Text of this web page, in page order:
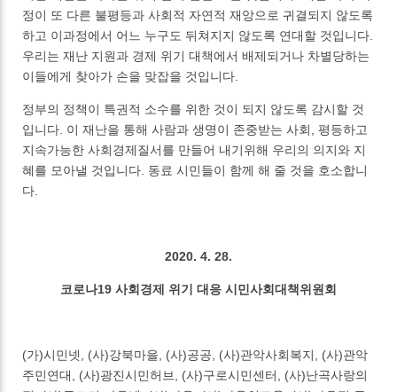
정이 또 다른 불평등과 사회적 자연적 재앙으로 귀결되지 않도록
하고 이과정에서 어느 누구도 뒤쳐지지 않도록 연대할 것입니다.
우리는 재난 지원과 경제 위기 대책에서 배제되거나 차별당하는
이들에게 찾아가 손을 맞잡을 것입니다.
정부의 정책이 특권적 소수를 위한 것이 되지 않도록 감시할 것
입니다. 이 재난을 통해 사람과 생명이 존중받는 사회, 평등하고
지속가능한 사회경제질서를 만들어 내기위해 우리의 의지와 지
혜를 모아낼 것입니다. 동료 시민들이 함께 해 줄 것을 호소합니
다.
2020. 4. 28.
코로나19 사회경제 위기 대응 시민사회대책위원회
(가)시민넷, (사)강북마을, (사)공공, (사)관악사회복지, (사)관악
주민연대, (사)광진시민허브, (사)구로시민센터, (사)난곡사랑의